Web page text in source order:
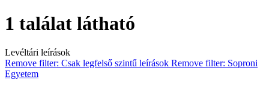
1 találat látható
Levéltári leírások
Remove filter: Csak legfelső szintű leírások Remove filter: Soproni
Egyetem